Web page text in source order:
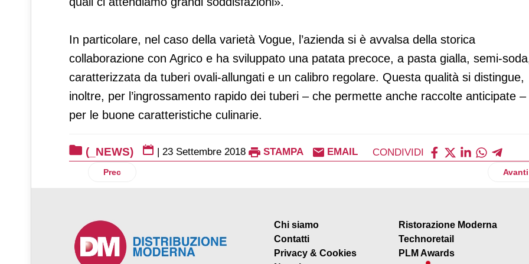
In particolare, nel caso della varietà Vogue, l’azienda si è avvalsa della storica
collaborazione con Agrico e ha sviluppato una patata precoce, a pasta gialla, semi-
caratterizzata da tuberi ovali-allungati e un calibro regolare. Questa qualità si distingue,
inoltre, per l’ingrossamento rapido dei tuberi – che permette anche raccolte anticipate –
per le buone caratteristiche culinarie.
(_NEWS) | 23 Settembre 2018 STAMPA EMAIL CONDIVIDI
Articolo precedente: San Benedetto e Schweppes partecipano a BarItalia Hub
Prec Avanti
Chi siamo
Contatti
Privacy & Cookies
Ristorazione Moderna
Technoretail
PLM Awards